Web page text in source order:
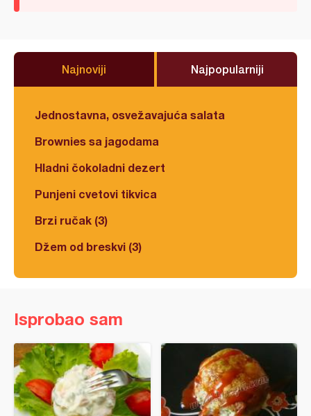
Najnoviji Najpopularniji
Jednostavna, osvežavajuća salata
Brownies sa jagodama
Hladni čokoladni dezert
Punjeni cvetovi tikvica
Brzi ručak (3)
Džem od breskvi (3)
Isprobao sam